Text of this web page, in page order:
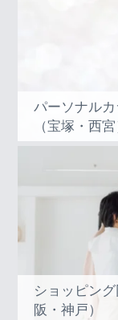
パーソナル
（宝塚・西宮
ショッピン
阪・神戸）